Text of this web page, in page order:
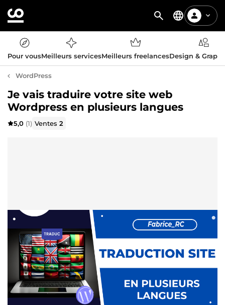
Pour vousMeilleurs servicesMeilleurs freelancesDesign &
WordPress
Je vais traduire votre site web
Wordpress en plusieurs langues
5,0 (1) Ventes2